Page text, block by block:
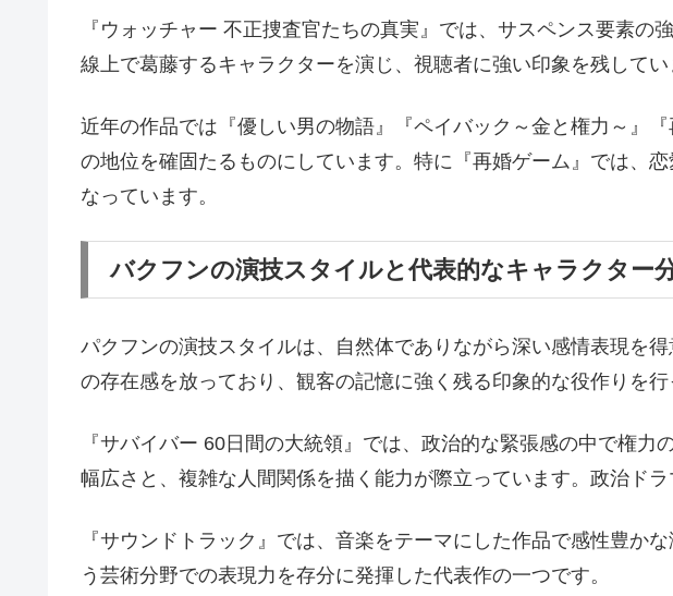
『ウォッチャー 不正捜査官たちの真実』では、サスペンス要素
線上で葛藤するキャラクターを演じ、視聴者に強い印象を残してい
近年の作品では『優しい男の物語』『ペイバック～金と権力～』
の地位を確固たるものにしています。特に『再婚ゲーム』では、
なっています。
バクフンの演技スタイルと代表的なキャラクター
パクフンの演技スタイルは、自然体でありながら深い感情表現を
の存在感を放っており、観客の記憶に強く残る印象的な役作りを行
『サバイバー 60日間の大統領』では、政治的な緊張感の中で権
幅広さと、複雑な人間関係を描く能力が際立っています。政治ド
『サウンドトラック』では、音楽をテーマにした作品で感性豊か
う芸術分野での表現力を存分に発揮した代表作の一つです。